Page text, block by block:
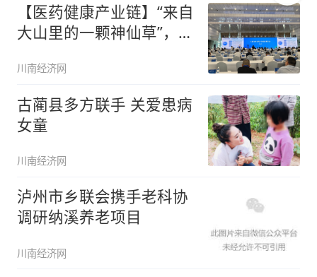
【医药健康产业链】“来自
大山里的一颗神仙草”，古
川南经济网
古蔺县多方联手 关爱患病
女童
川南经济网
泸州市乡联会携手老科协
调研纳溪养老项目
川南经济网